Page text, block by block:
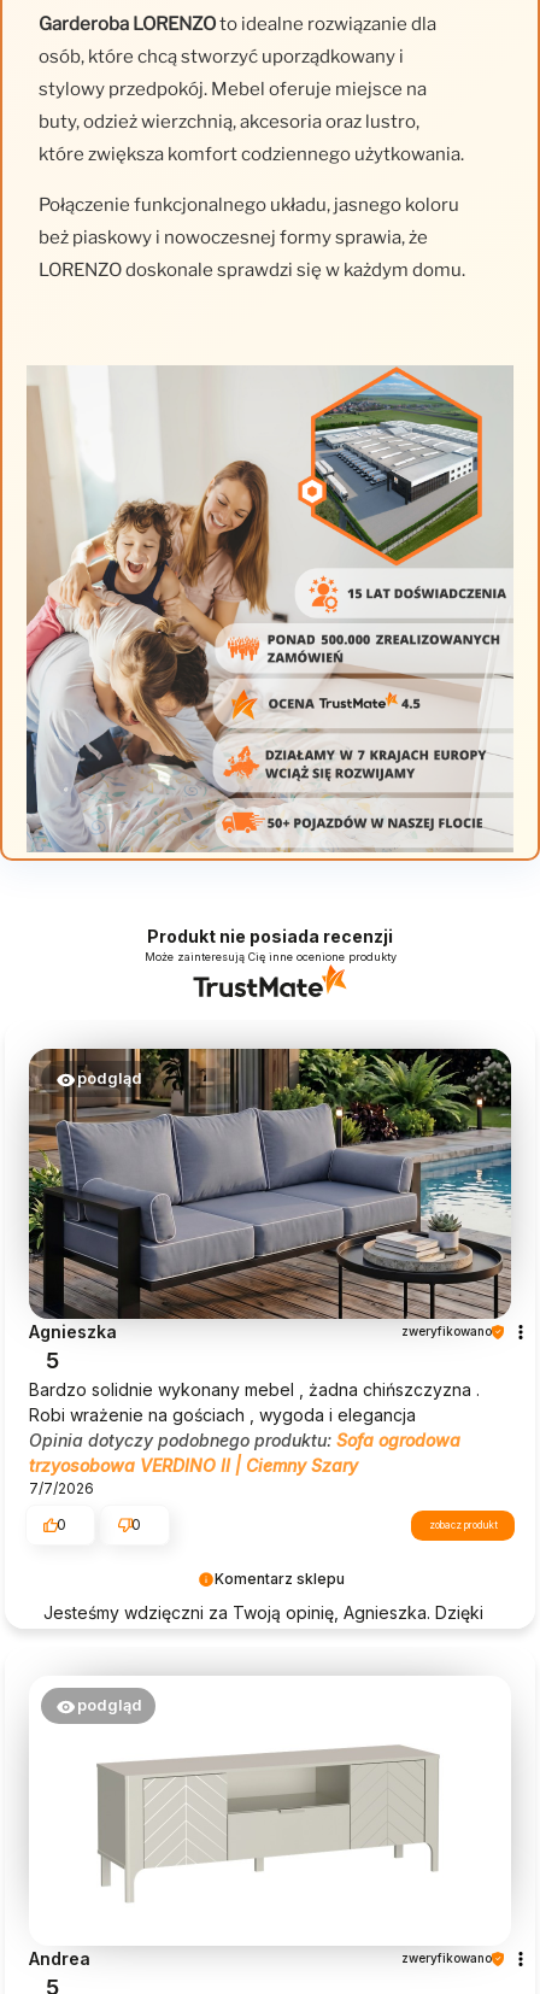
Garderoba LORENZOto idealne rozwiązanie dla
osób, które chcą stworzyć uporządkowany i
stylowy przedpokój. Mebel oferuje miejsce na
buty, odzież wierzchnią, akcesoria oraz lustro,
które zwiększa komfort codziennego użytkowania.
Połączenie funkcjonalnego układu, jasnego koloru
beż piaskowy i nowoczesnej formy sprawia, że
LORENZO doskonale sprawdzi się w każdym domu.
Produkt nie posiada recenzji
Może zainteresują Cię inne ocenione produkty
Komentarz sklepu
Jesteśmy wdzięczni za Twoją opinię, Agnieszka. Dzięki
podgląd
Agnieszka zweryfikowano
5
Bardzo solidnie wykonany mebel , żadna chińszczyzna .
Robi wrażenie na gościach , wygoda i elegancja
Opinia dotyczy podobnego produktu: Sofa ogrodowa
trzyosobowa VERDINO II | Ciemny Szary
7/7/2026
0
0 zobacz produkt
podgląd
Andrea zweryfikowano
5